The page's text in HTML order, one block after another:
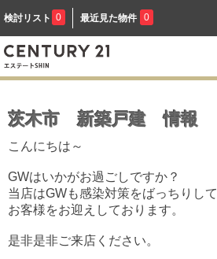
検討リスト 0 最近見た物件 0
茨木市 新築戸建 情報
こんにちは～
GWはいかがお過ごしですか？
当店はGWも感染対策をばっちりして
お客様をお迎えしております。
是非是非ご来店ください。